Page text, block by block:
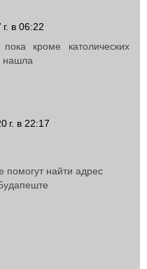
в 06:22
кроме католических
нашла
г. в 22:17
найти адрес